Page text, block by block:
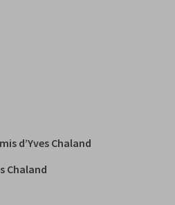
d’Yves Chaland
Chaland